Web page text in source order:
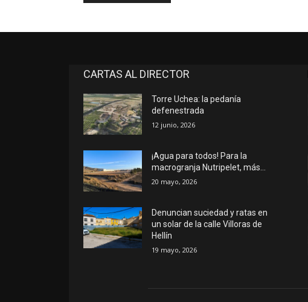
CARTAS AL DIRECTOR
Torre Uchea: la pedanía
defenestrada
12 junio, 2026
¡Agua para todos! Para la
macrogranja Nutripelet, más…
20 mayo, 2026
Denuncian suciedad y ratas en
un solar de la calle Villoras de
Hellín
19 mayo, 2026